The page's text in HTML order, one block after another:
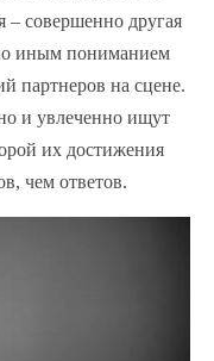
– совершенно другая
иным пониманием
партнеров на сцене.
и увлеченно ищут
их достижения
чем ответов.